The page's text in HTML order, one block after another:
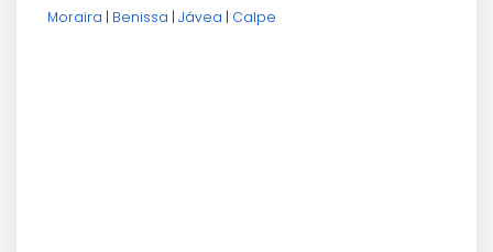
Moraira | Benissa | Jávea | Calpe